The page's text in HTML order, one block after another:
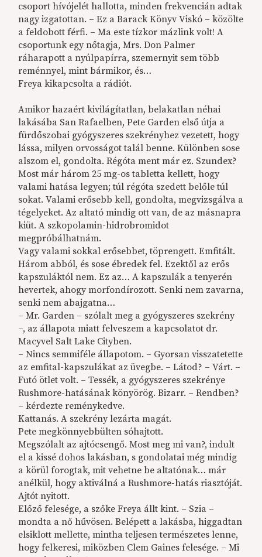
csoport hívójelét hallotta, minden frekvencián adtak
nagy izgatottan. – Ez a Barack Könyv Viskó – közölte
a feldobott férfi. – Ma este tízkor mázlink volt! A
csoportunk egy nőtagja, Mrs. Don Palmer
ráharapott a nyúlpapírra, szemernyit sem több
reménnyel, mint bármikor, és…
Freya kikapcsolta a rádiót.
Amikor hazaért kivilágítatlan, belakatlan néhai
lakásába San Rafaelben, Pete Garden első útja a
fürdőszobai gyógyszeres szekrényhez vezetett, hogy
lássa, milyen orvosságot talál benne. Különben sose
alszom el, gondolta. Régóta ment már ez. Szundex?
Most már három 25 mg-os tabletta kellett, hogy
valami hatása legyen; túl régóta szedett belőle túl
sokat. Valami erősebb kell, gondolta, megvizsgálva a
tégelyeket. Az altató mindig ott van, de az másnapra
kiüt. A szkopolamin-hidrobromidot
megpróbálhatnám.
Vagy valami sokkal erősebbet, töprengett. Emfitált.
Három abból, és sose ébredek fel. Ezektől az erős
kapszuláktól nem. Ez az… A kapszulák a tenyerén
hevertek, ahogy morfondírozott. Senki nem zavarna,
senki nem abajgatna…
– Mr. Garden – szólalt meg a gyógyszeres szekrény
–, az állapota miatt felveszem a kapcsolatot dr.
Macyvel Salt Lake Cityben.
– Nincs semmiféle állapotom. – Gyorsan visszatetette
az emfital-kapszulákat az üvegbe. – Látod? – Várt. –
Futó ötlet volt. – Tessék, a gyógyszeres szekrénye
Rushmore-hatásának könyörög. Bizarr. – Rendben?
– kérdezte reménykedve.
Kattanás. A szekrény lezárta magát.
Pete megkönnyebbülten sóhajtott.
Megszólalt az ajtócsengő. Most meg mi van?, indult
el a kissé dohos lakásban, s gondolatai még mindig
a körül forogtak, mit vehetne be altatónak… már
anélkül, hogy aktiválná a Rushmore-hatás riasztóját.
Ajtót nyitott.
Előző felesége, a szőke Freya állt kint. – Szia –
mondta a nő hűvösen. Belépett a lakásba, higgadtan
elsiklott mellette, mintha teljesen természetes lenne,
hogy felkeresi, miközben Clem Gaines felesége. – Mi